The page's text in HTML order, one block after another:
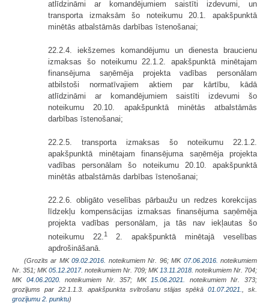
atlīdzināmi ar komandējumiem saistīti izdevumi, un
transporta izmaksām šo noteikumu 20.1. apakšpunktā
minētās atbalstāmās darbības īstenošanai;
22.2.4. iekšzemes komandējumu un dienesta braucienu
izmaksas šo noteikumu 22.1.2. apakšpunktā minētajam
finansējuma saņēmēja projekta vadības personālam
atbilstoši normatīvajiem aktiem par kārtību, kādā
atlīdzināmi ar komandējumiem saistīti izdevumi šo
noteikumu 20.10. apakšpunktā minētās atbalstāmās
darbības īstenošanai;
22.2.5. transporta izmaksas šo noteikumu 22.1.2.
apakšpunktā minētajam finansējuma saņēmēja projekta
vadības personālam šo noteikumu 20.10. apakšpunktā
minētās atbalstāmās darbības īstenošanai;
22.2.6. obligāto veselības pārbaužu un redzes korekcijas
līdzekļu kompensācijas izmaksas finansējuma saņēmēja
projekta vadības personālam, ja tās nav iekļautas šo
noteikumu 22.1 2. apakšpunktā minētajā veselības
apdrošināšanā.
(Grozīts ar MK09.02.2016. noteikumiem Nr. 96; MK 07.06.2016. noteikumiem
Nr. 351; MK05.12.2017. noteikumiem Nr. 709; MK13.11.2018. noteikumiem Nr. 704;
MK 04.06.2020. noteikumiem Nr. 357; MK15.06.2021.
noteikumiem Nr. 373;
grozījums par 22.1.1.3. apakšpunkta svītrošanu stājas spēkā01.07.2021., sk.
grozījumu 2. punktu)